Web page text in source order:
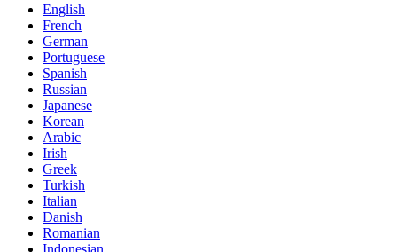
English
French
German
Portuguese
Spanish
Russian
Japanese
Korean
Arabic
Irish
Greek
Turkish
Italian
Danish
Romanian
Indonesian